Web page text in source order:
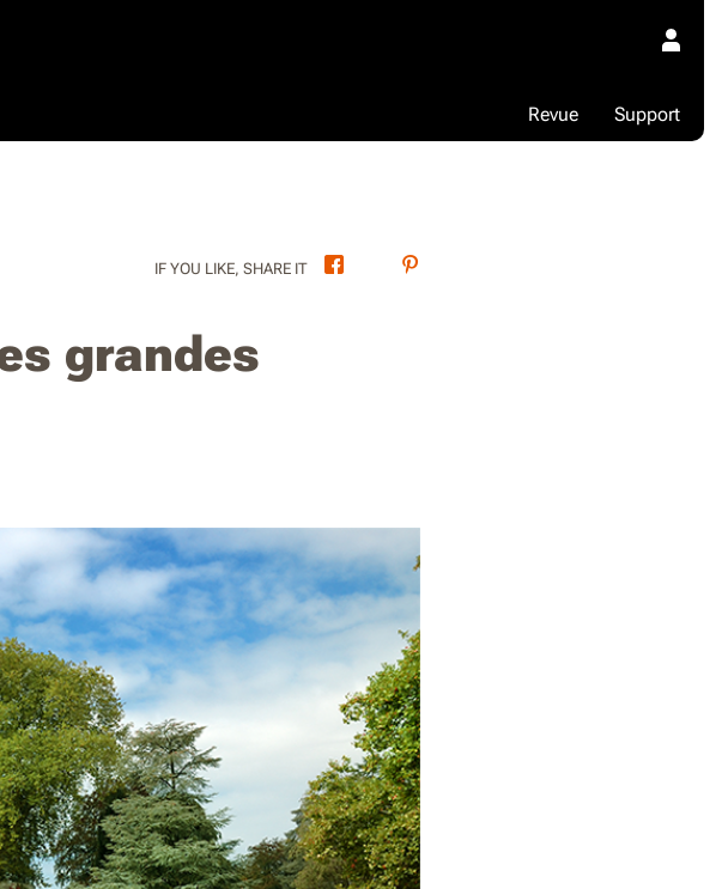
Support
Revue
IF YOU LIKE, SHARE IT FacebookTwitter
grandes